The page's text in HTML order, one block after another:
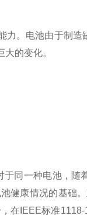
力。电池由于制造
的变化。
同一种电池，随
健康情况的基础
在IEEE标准